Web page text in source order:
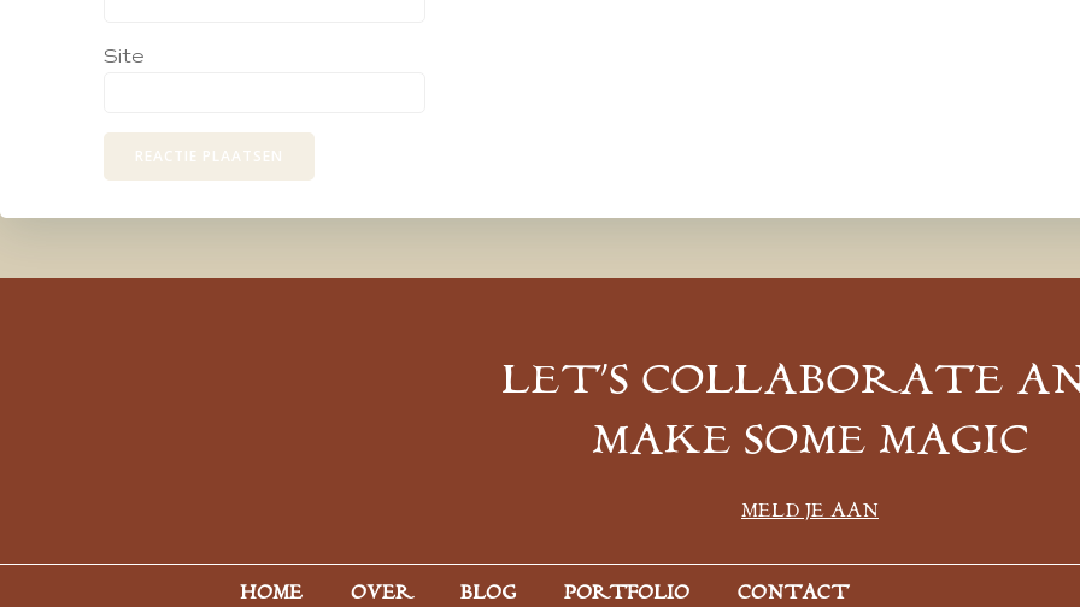
Site
LET’S COLLABORATE
MAKE SOME MAGIC
MELD JE AAN
HOME OVER BLOG PORTFOLIO CONTACT